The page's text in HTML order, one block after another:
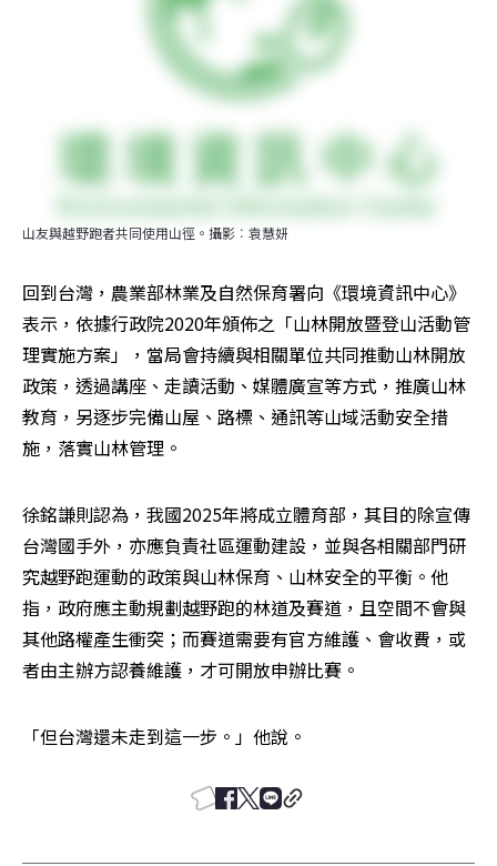
山友與越野跑者共同使用山徑。攝影︰袁慧妍
回到台灣，農業部林業及自然保育署向《環境資訊中心》
表示，依據行政院2020年頒佈之「山林開放暨登山活動管
理實施方案」，當局會持續與相關單位共同推動山林開放
政策，透過講座、走讀活動、媒體廣宣等方式，推廣山林
教育，另逐步完備山屋、路標、通訊等山域活動安全措
施，落實山林管理。
徐銘謙則認為，我國2025年將成立體育部，其目的除宣傳
台灣國手外，亦應負責社區運動建設，並與各相關部門研
究越野跑運動的政策與山林保育、山林安全的平衡。他
指，政府應主動規劃越野跑的林道及賽道，且空間不會與
其他路權產生衝突；而賽道需要有官方維護、會收費，或
者由主辦方認養維護，才可開放申辦比賽。
「但台灣還未走到這一步。」他說。